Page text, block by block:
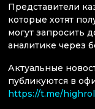
Представители
которые хотят
могут запросить
аналитике через
Актуальные
публикуются в
https://t.me/